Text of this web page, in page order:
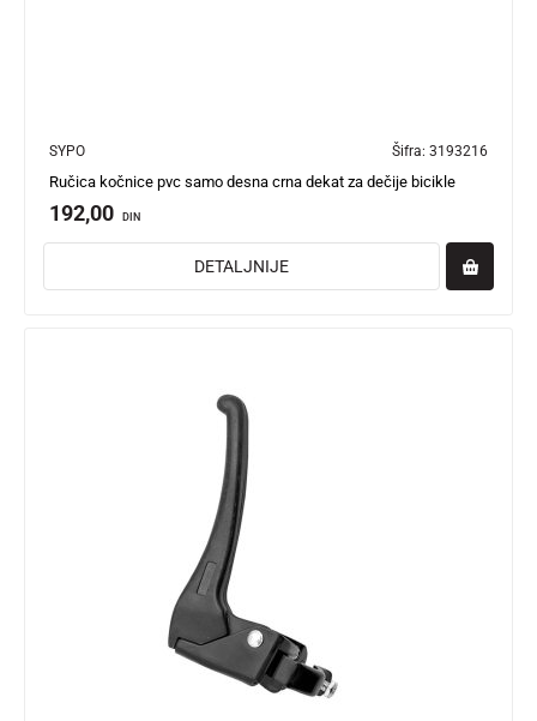
SYPO Šifra: 3193216
Ručica kočnice pvc samo desna crna dekat za dečije bicikle
192,00 DIN
DETALJNIJE